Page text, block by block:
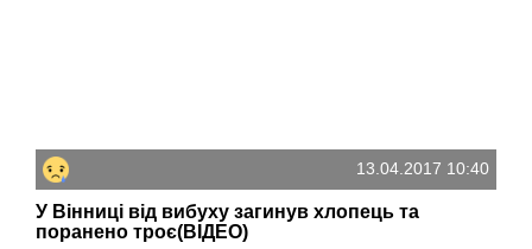
13.04.2017 10:40
У Вінниці від вибуху загинув хлопець та
поранено троє(ВІДЕО)